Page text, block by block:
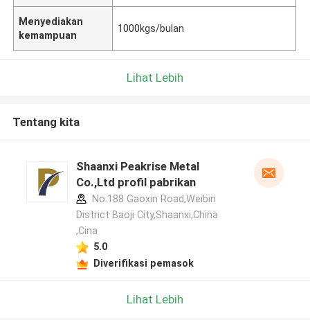
Menyediakan
kemampuan
1000kgs/bulan
Lihat Lebih
Tentang kita
Shaanxi Peakrise Metal
Co.,Ltd profil pabrikan
No.188 Gaoxin Road,Weibin
District Baoji City,Shaanxi,China
,Cina
5.0
Diverifikasi pemasok
Lihat Lebih